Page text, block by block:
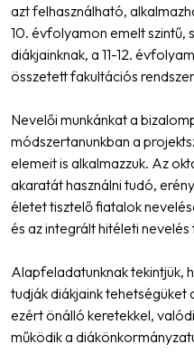
azt felhasználható,
10. évfolyamon emelt szintű,
diákjainknak, a 11-12.
összetett fakultációs
Nevelői munkánkat a
módszertanunkban a
elemeit is alkalmazzuk. Az
akaratát használni tudó,
életet tisztelő fiatalok
és az integrált hitéleti
Alapfeladatunknak tekintjük,
tudják diákjaink
ezért önálló keretekkel,
működik a